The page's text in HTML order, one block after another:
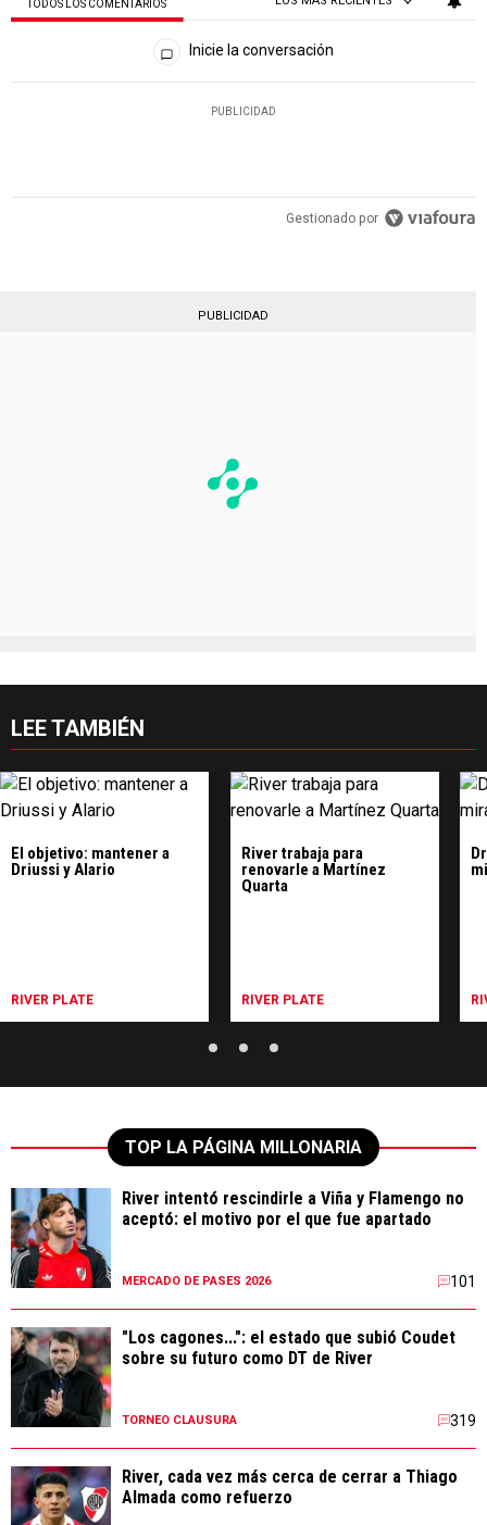
TODOS LOS COMENTARIOS
Todos los comentarios
Inicie la conversación
PUBLICIDAD
Gestionado por
PUBLICIDAD
LEE TAMBIÉN
El objetivo: mantener a
Driussi y Alario
RIVER PLATE
River trabaja para
renovarle a Martínez
Quarta
RIVER PLATE
TOP LA PÁGINA MILLONARIA
River intentó rescindirle a Viña y Flamengo no
aceptó: el motivo por el que fue apartado
MERCADO DE PASES 2026 101
"Los cagones...": el estado que subió Coudet
sobre su futuro como DT de River
TORNEO CLAUSURA 319
River, cada vez más cerca de cerrar a Thiago
Almada como refuerzo